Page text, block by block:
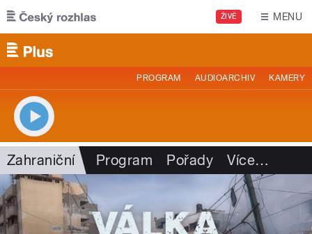
Přejít k hlavnímu obsahu
ŽIVĚ MENU
PROGRAM AUDIOARCHIV KAMERY
Zahraniční Program Pořady Více…